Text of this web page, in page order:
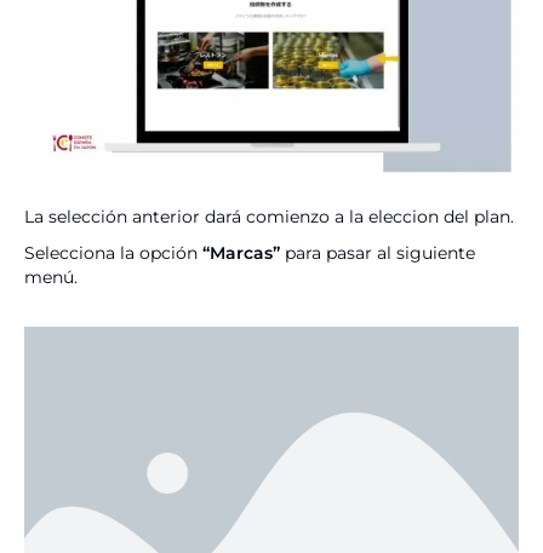
La selección anterior dará comienzo a la eleccion del plan.
Selecciona la opción “Marcas” para pasar al siguiente
menú.